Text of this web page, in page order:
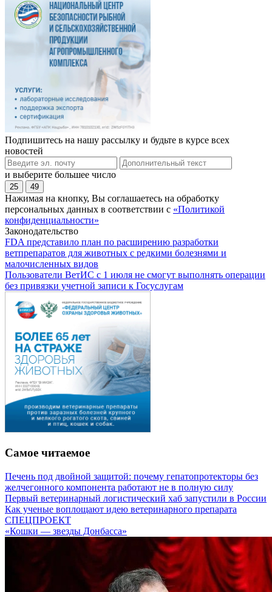
Подпишитесь на нашу рассылку и будьте в курсе всех
новостей
и выберите большее число
25 49
Нажимая на кнопку, Вы соглашаетесь на обработку
персональных данных в соответствии с «Политикой
конфиденциальности»
Законодательство
FDA представило план по расширению разработки
ветпрепаратов для животных с редкими болезнями и
малочисленных видов
Пользователи ВетИС с 1 июля не смогут выполнять операции
без привязки учетной записи к Госуслугам
Самое читаемое
Печень под двойной защитой: почему гепатопротекторы без
желчегонного компонента работают не в полную силу
Первый ветеринарный логистический хаб запустили в России
Как ученые воплощают идею ветеринарного препарата
СПЕЦПРОЕКТ
«Кошки — звезды Донбасса»